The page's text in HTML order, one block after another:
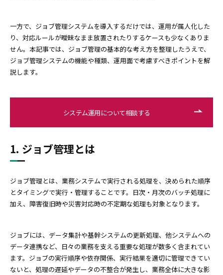
一方で、ジョブ管理システムを導入するだけでは、運用が属人化した
り、対応ルールが曖昧なまま放置されたりするケースも少なくありま
せん。本記事では、ジョブ管理の基本的な考え方を整理したうえで、
ジョブ管理システムの機能や種類、運用面で考慮すべきポイントを解
説します。
システム運用について相談する
1. ジョブ管理とは
ジョブ管理とは、業務システムで実行される処理を、決められた順序
とタイミングで実行・管理することです。日次・月次のバッチ処理に
加え、障害復旧時や災害対応時の不定期な処理も対象となります。
ジョブには、データ集計や基幹システムの更新処理、他システムへの
データ連携など、日々の業務を支える重要な処理が数多く含まれてい
ます。ジョブの実行順序や依存関係、実行結果を適切に管理できてい
ないと、処理の遅延やデータの不整合が発生し、業務全体に大きな影